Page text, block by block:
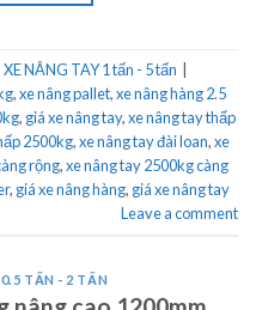
XE NÂNG TAY 1 tấn - 5 tấn
,xe nâng pallet,xe nâng hàng 2.5
, giá xe nâng tay,xe nâng tay thấp
2500kg,xe nâng tay đài loan,xe
rộng,xe nâng tay 2500kg càng
, giá xe nâng hàng, giá xe nâng tay
Leave a comment
TẤN - 2 TẤN